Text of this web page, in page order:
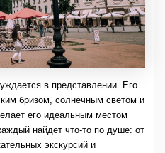
в представлении. Его
бризом, солнечным светом и
его идеальным местом
найдет что-то по душе: от
экскурсий и